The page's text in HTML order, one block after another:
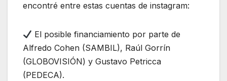
encontré entre estas cuentas de instagram:
El posible financiamiento por parte de
Alfredo Cohen (SAMBIL), Raúl Gorrín
(GLOBOVISIÓN) y Gustavo Petricca
(PEDECA).